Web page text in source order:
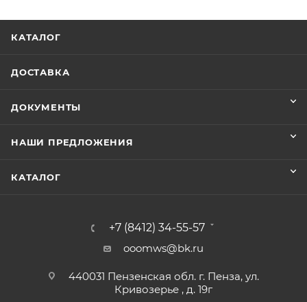
КАТАЛОГ
ДОСТАВКА
ДОКУМЕНТЫ
НАШИ ПРЕДЛОЖЕНИЯ
КАТАЛОГ
+7 (8412) 34-55-57
ooomws@bk.ru
440031 Пензенская обл. г. Пенза, ул.
Кривозерье , д. 19г